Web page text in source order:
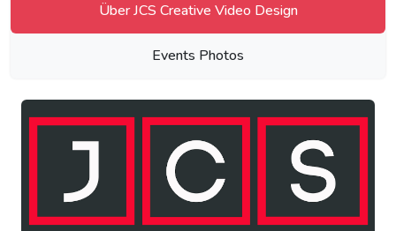
Über JCS Creative Video Design
Events Photos